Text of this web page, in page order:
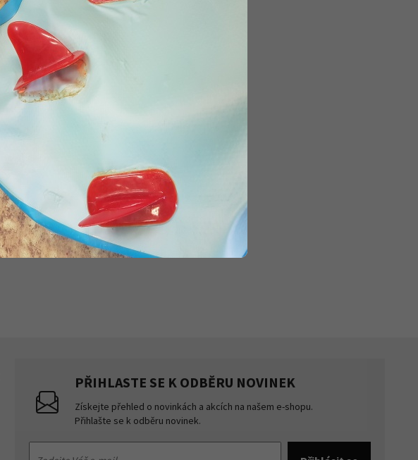
PŘIHLASTE SE K ODBĚRU NOVINEK
Získejte přehled o novinkách a akcích na našem e-shopu.
Přihlašte se k odběru novinek.